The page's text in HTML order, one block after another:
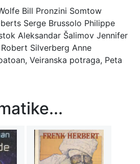
Bill Pronzini Somtow
Serge Brussolo Philippe
Aleksandar Šalimov Jennifer
Silverberg Anne
Veiranska potraga, Peta